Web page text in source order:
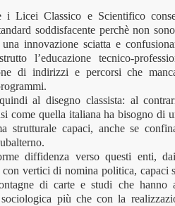
i Licei Classico e Scientifico
soddisfacente perchè non
innovazione sciatta e
l’educazione tecnico-
di indirizzi e percorsi che
al disegno classista: al
come quella italiana ha bisogno di
strutturale capaci, anche se
diffidenza verso questi enti,
con vertici di nomina politica, capaci
di carte e studi che hanno
sociologica più che con la